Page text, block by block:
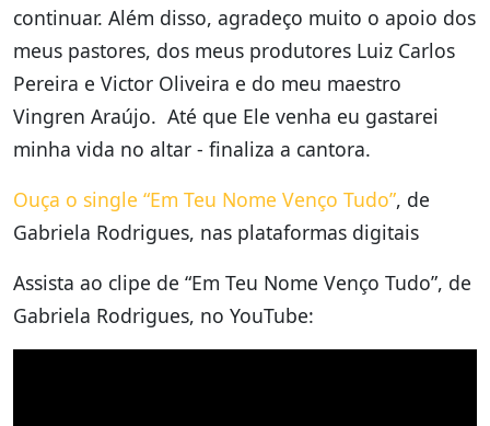
continuar. Além disso, agradeço muito o apoio dos
meus pastores, dos meus produtores Luiz Carlos
Pereira e Victor Oliveira e do meu maestro
Vingren Araújo. Até que Ele venha eu gastarei
minha vida no altar - finaliza a cantora.
Ouça o single “Em Teu Nome Venço Tudo”, de
Gabriela Rodrigues, nas plataformas digitais
Assista ao clipe de “Em Teu Nome Venço Tudo”, de
Gabriela Rodrigues, no YouTube: